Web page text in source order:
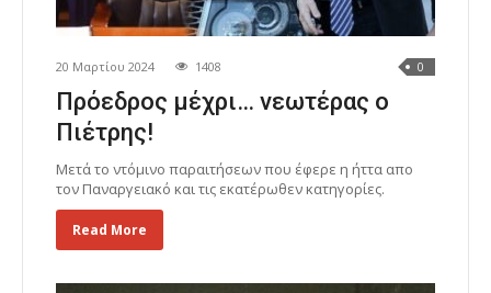
20 Μαρτίου 2024 1408 0
Πρόεδρος μέχρι… νεωτέρας ο
Πιέτρης!
Μετά το ντόμινο παραιτήσεων που έφερε η ήττα απο
τον Παναργειακό και τις εκατέρωθεν κατηγορίες.
Read More